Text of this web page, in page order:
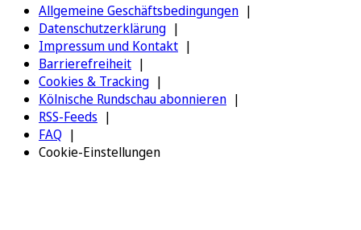
Allgemeine Geschäftsbedingungen
Datenschutzerklärung
Impressum und Kontakt
Barrierefreiheit
Cookies & Tracking
Kölnische Rundschau abonnieren
RSS-Feeds
FAQ
Cookie-Einstellungen